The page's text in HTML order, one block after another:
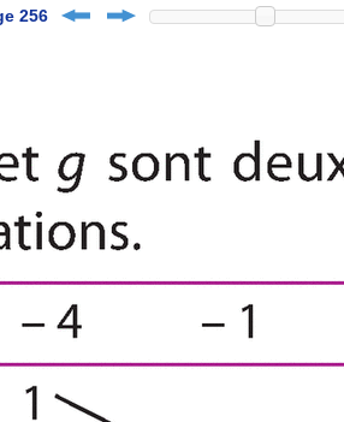
256